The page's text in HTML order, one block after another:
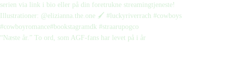
“Næste år.” To ord, som AGF-fans har levet på i år